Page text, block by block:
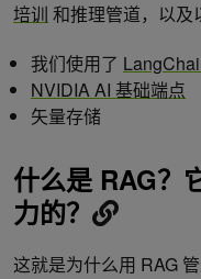
培训 和推理管道，以及
我们使用了
NVIDIA AI 基础端点
矢量存储
什么是 RAG？
力的？
这就是为什么用 RAG